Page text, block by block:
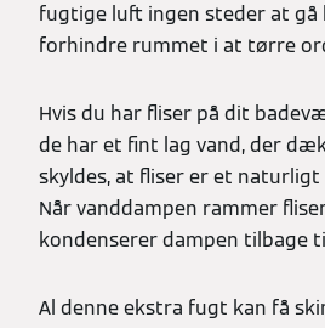
fugtige luft ingen steder at gå
forhindre rummet i at tørre
Hvis du har fliser på dit
de har et fint lag vand, der
skyldes, at fliser er et
Når vanddampen rammer
kondenserer dampen tilbage
Al denne ekstra fugt kan få